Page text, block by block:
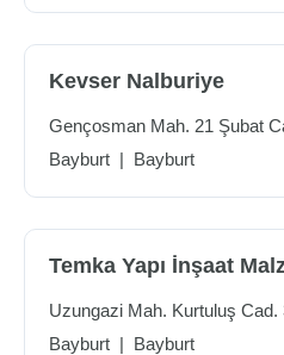
Kevser Nalburiye
Gençosman Mah. 21 Şubat
Bayburt | Bayburt
Temka Yapı İnşaat
Uzungazi Mah. Kurtuluş Cad.
Bayburt | Bayburt